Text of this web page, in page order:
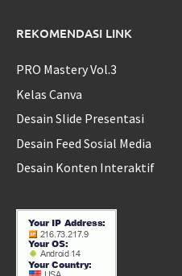
REKOMENDASI LINK
PRO Mastery Vol.3
Kelas Canva
Desain Slide Presentasi
Desain Feed Sosial Media
Desain Konten Interaktif